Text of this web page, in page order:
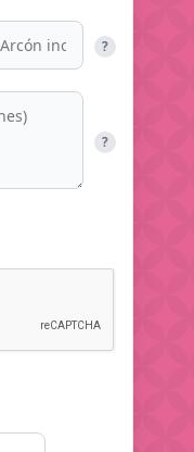
?
?